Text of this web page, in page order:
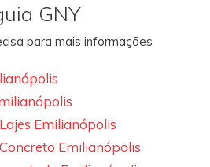
GNY
para mais informações
Emilianópolis
Emilianópolis